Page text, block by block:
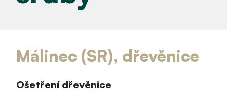
Málinec (SR), dřevěnice
Ošetření dřevěnice